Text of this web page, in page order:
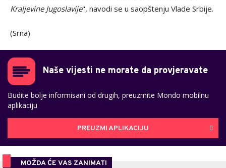
Kraljevine Jugoslavije", navodi se u saopštenju Vlade Srbije.
(Srna)
Naše vijesti ne morate da provjeravate
Budite bolje informisani od drugih, preuzmite Mondo mobilnu
aplikaciju
PREUZMI APLIKACIJU
MOŽDA ĆE VAS ZANIMATI